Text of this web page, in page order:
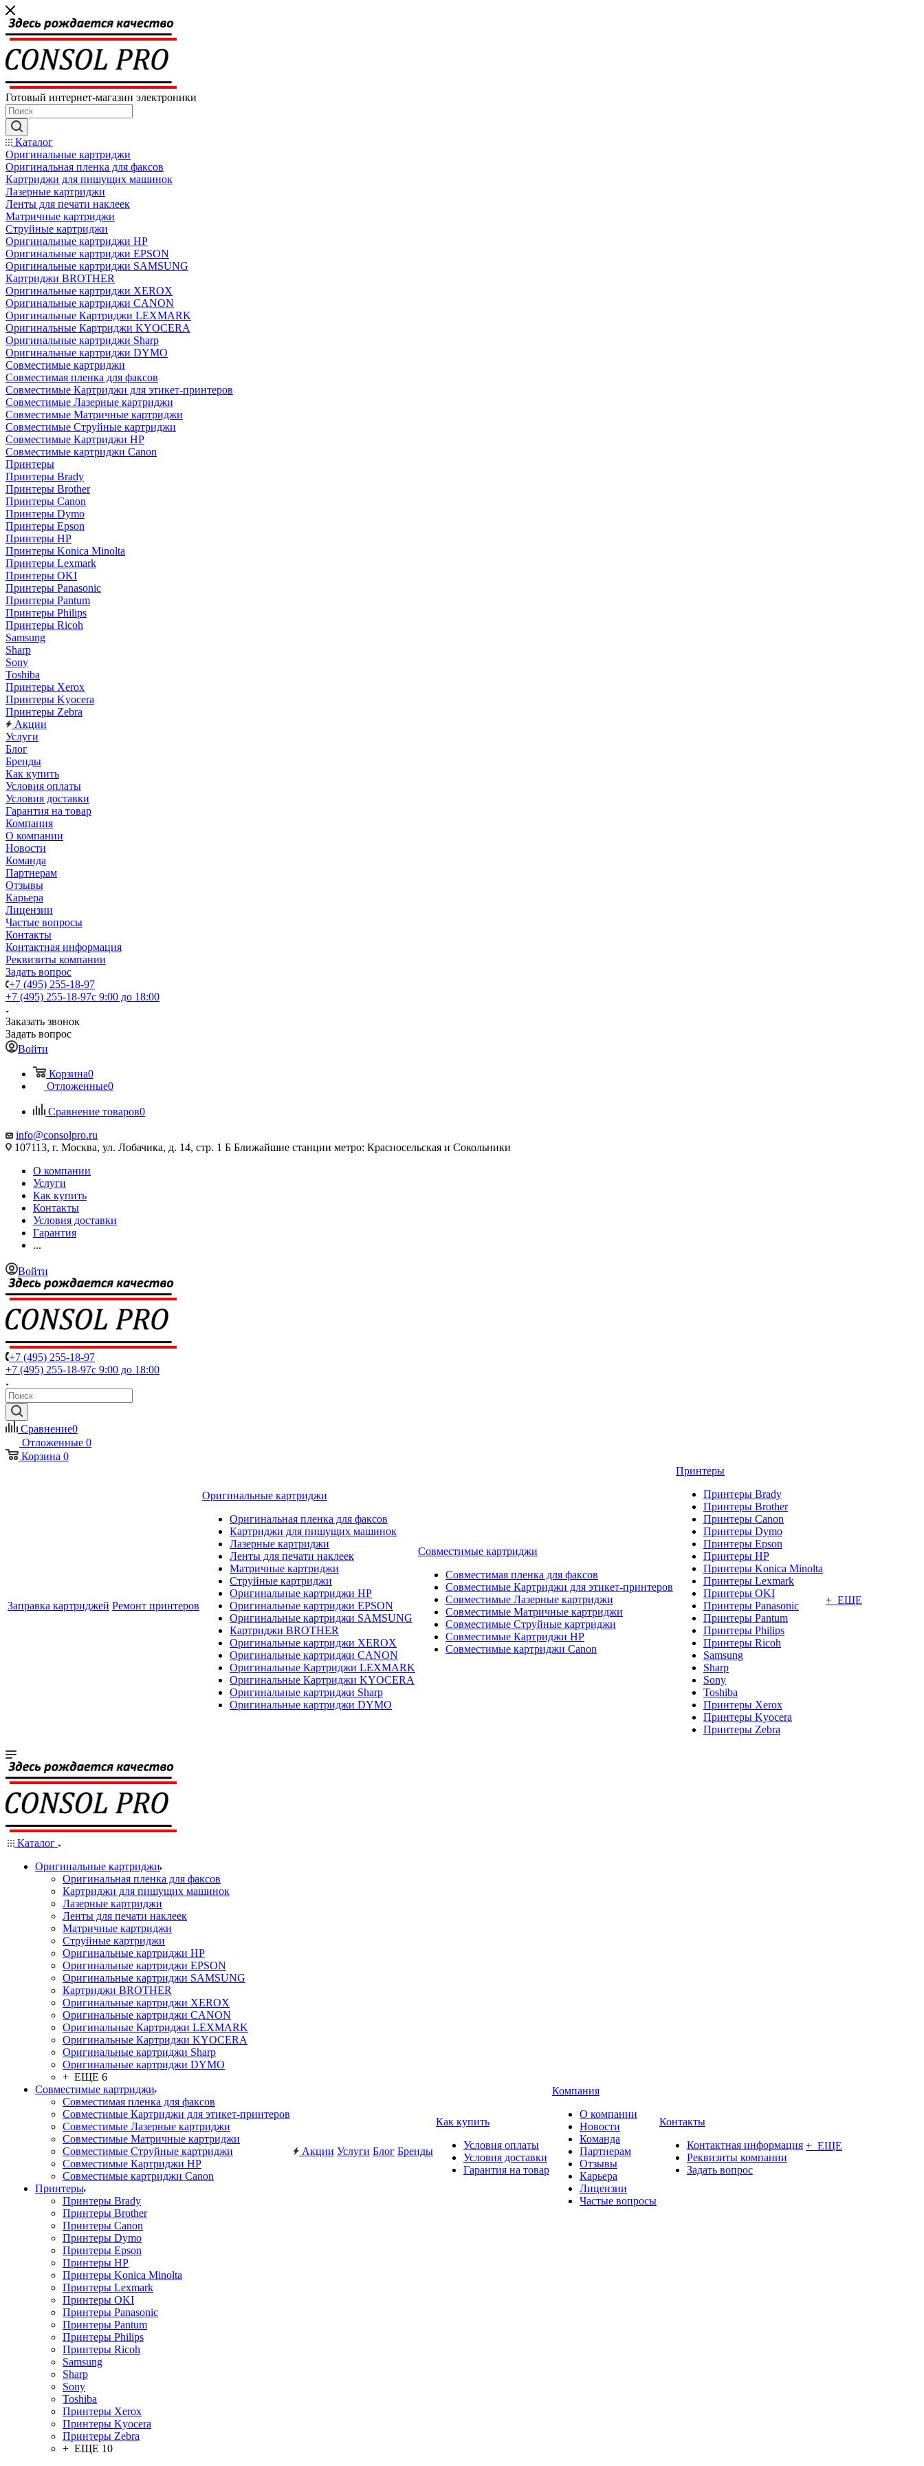
Готовый интернет-магазин электроники
Каталог
Оригинальные картриджи
Оригинальная пленка для факсов
Картриджи для пишущих машинок
Лазерные картриджи
Ленты для печати наклеек
Матричные картриджи
Струйные картриджи
Оригинальные картриджи HP
Оригинальные картриджи EPSON
Оригинальные картриджи SAMSUNG
Картриджи BROTHER
Оригинальные картриджи XEROX
Оригинальные картриджи CANON
Оригинальные Картриджи LEXMARK
Оригинальные Картриджи KYOCERA
Оригинальные картриджи Sharp
Оригинальные картриджи DYMO
Совместимые картриджи
Совместимая пленка для факсов
Совместимые Картриджи для этикет-принтеров
Совместимые Лазерные картриджи
Совместимые Матричные картриджи
Совместимые Струйные картриджи
Совместимые Картриджи HP
Совместимые картриджи Canon
Принтеры
Принтеры Brady
Принтеры Brother
Принтеры Canon
Принтеры Dymo
Принтеры Epson
Принтеры HP
Принтеры Konica Minolta
Принтеры Lexmark
Принтеры OKI
Принтеры Panasonic
Принтеры Pantum
Принтеры Philips
Принтеры Ricoh
Samsung
Sharp
Sony
Toshiba
Принтеры Xerox
Принтеры Kyocera
Принтеры Zebra
Акции
Услуги
Блог
Бренды
Как купить
Условия оплаты
Условия доставки
Гарантия на товар
Компания
О компании
Новости
Команда
Партнерам
Отзывы
Карьера
Лицензии
Частые вопросы
Контакты
Контактная информация
Реквизиты компании
Задать вопрос
+7 (495) 255-18-97
+7 (495) 255-18-97с 9:00 до 18:00
Заказать звонок
Задать вопрос
Войти
Корзина0
Отложенные0
Сравнение товаров0
info@consolpro.ru
107113, г. Москва, ул. Лобачика, д. 14, стр. 1 Б Ближайшие станции метро: Красносельская и Сокольники
О компании
Услуги
Как купить
Контакты
Условия доставки
Гарантия
...
Войти
+7 (495) 255-18-97
+7 (495) 255-18-97с 9:00 до 18:00
Сравнение0
Отложенные 0
Корзина 0
Заправка картриджей Ремонт принтеров
Оригинальные картриджи
Оригинальная пленка для факсов
Картриджи для пишущих машинок
Лазерные картриджи
Ленты для печати наклеек
Матричные картриджи
Струйные картриджи
Оригинальные картриджи HP
Оригинальные картриджи EPSON
Оригинальные картриджи SAMSUNG
Картриджи BROTHER
Оригинальные картриджи XEROX
Оригинальные картриджи CANON
Оригинальные Картриджи LEXMARK
Оригинальные Картриджи KYOCERA
Оригинальные картриджи Sharp
Оригинальные картриджи DYMO
Совместимые картриджи
Совместимая пленка для факсов
Совместимые Картриджи для этикет-принтеров
Совместимые Лазерные картриджи
Совместимые Матричные картриджи
Совместимые Струйные картриджи
Совместимые Картриджи HP
Совместимые картриджи Canon
Принтеры
Принтеры Brady
Принтеры Brother
Принтеры Canon
Принтеры Dymo
Принтеры Epson
Принтеры HP
Принтеры Konica Minolta
Принтеры Lexmark
Принтеры OKI
Принтеры Panasonic
Принтеры Pantum
Принтеры Philips
Принтеры Ricoh
Samsung
Sharp
Sony
Toshiba
Принтеры Xerox
Принтеры Kyocera
Принтеры Zebra
+ ЕЩЕ
Каталог
Оригинальные картриджи
Оригинальная пленка для факсов
Картриджи для пишущих машинок
Лазерные картриджи
Ленты для печати наклеек
Матричные картриджи
Струйные картриджи
Оригинальные картриджи HP
Оригинальные картриджи EPSON
Оригинальные картриджи SAMSUNG
Картриджи BROTHER
Оригинальные картриджи XEROX
Оригинальные картриджи CANON
Оригинальные Картриджи LEXMARK
Оригинальные Картриджи KYOCERA
Оригинальные картриджи Sharp
Оригинальные картриджи DYMO
+ ЕЩЕ 6
Совместимые картриджи
Совместимая пленка для факсов
Совместимые Картриджи для этикет-принтеров
Совместимые Лазерные картриджи
Совместимые Матричные картриджи
Совместимые Струйные картриджи
Совместимые Картриджи HP
Совместимые картриджи Canon
Принтеры
Принтеры Brady
Принтеры Brother
Принтеры Canon
Принтеры Dymo
Принтеры Epson
Принтеры HP
Принтеры Konica Minolta
Принтеры Lexmark
Принтеры OKI
Принтеры Panasonic
Принтеры Pantum
Принтеры Philips
Принтеры Ricoh
Samsung
Sharp
Sony
Toshiba
Принтеры Xerox
Принтеры Kyocera
Принтеры Zebra
+ ЕЩЕ 10
Акции Услуги Блог Бренды
Как купить
Условия оплаты
Условия доставки
Гарантия на товар
Компания
О компании
Новости
Команда
Партнерам
Отзывы
Карьера
Лицензии
Частые вопросы
Контакты
Контактная информация
Реквизиты компании
Задать вопрос
+ ЕЩЕ